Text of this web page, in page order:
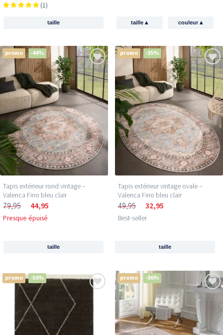
(1)
taille taille▴ couleur▴
promo -44%
Tapis extérieur rond vintage –
Valenca Fino bleu clair
79,95 44,95
Presque épuisé
taille
promo -35%
Tapis extérieur vintage ovale –
Valenca Fino bleu clair
49,95 32,95
Best-seller
taille
promo -50% promo -36%